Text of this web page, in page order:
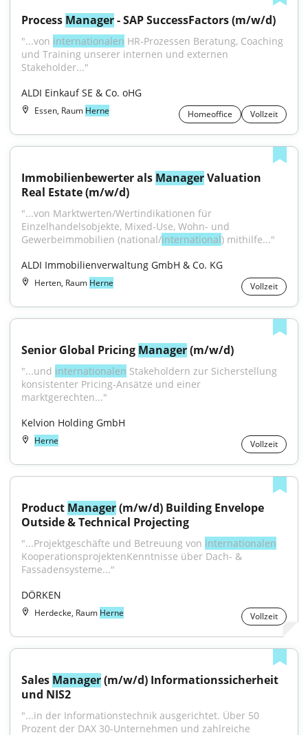
Process Manager - SAP SuccessFactors (m/w/d)
"...von internationalen HR-Prozessen Beratung, Coaching
und Training unserer internen und externen
Stakeholder..."
ALDI Einkauf SE & Co. oHG
Essen, Raum Herne Homeoffice Vollzeit
Immobilienbewerter als Manager Valuation
Real Estate (m/w/d)
"...von Marktwerten/Wertindikationen für
Einzelhandelsobjekte, Mixed-Use, Wohn- und
Gewerbeimmobilien (national/international) mithilfe..."
ALDI Immobilienverwaltung GmbH & Co. KG
Herten, Raum Herne Vollzeit
Senior Global Pricing Manager (m/w/d)
"...und internationalen Stakeholdern zur Sicherstellung
konsistenter Pricing-Ansätze und einer
marktgerechten..."
Kelvion Holding GmbH
Herne Vollzeit
Product Manager (m/w/d) Building Envelope
Outside & Technical Projecting
"...Projektgeschäfte und Betreuung von internationalen
KooperationsprojektenKenntnisse über Dach- &
Fassadensysteme..."
DÖRKEN
Herdecke, Raum Herne Vollzeit
Sales Manager (m/w/d) Informationssicherheit
und NIS2
"...in der Informationstechnik ausgerichtet. Über 50